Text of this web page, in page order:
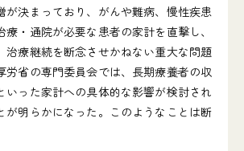
が決まっており、がんや難病、慢性疾患
療・通院が必要な患者の家計を直撃し、
治療継続を断念させかねない重大な問題
労省の専門委員会では、長期療養者の収
いった家計への具体的な影響が検討され
が明らかになった。このようなことは断